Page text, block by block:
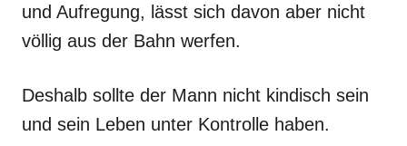
und Aufregung, lässt sich davon aber nicht
völlig aus der Bahn werfen.
Deshalb sollte der Mann nicht kindisch sein
und sein Leben unter Kontrolle haben.